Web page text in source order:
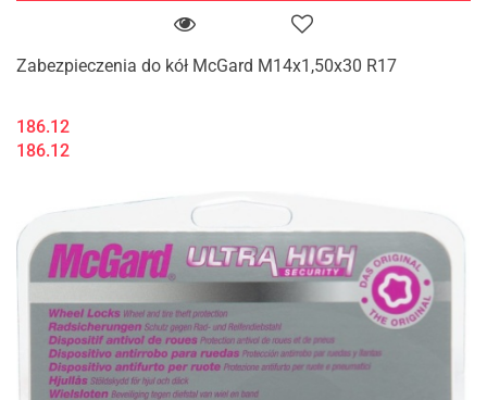
Zabezpieczenia do kół McGard M14x1,50x30 R17
186.12
186.12